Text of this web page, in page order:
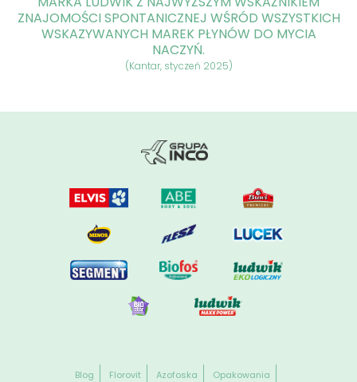
ZNAJOMOŚCI SPONTANICZNEJ WŚRÓD WSZYSTKICH
WSKAZYWANYCH MAREK PŁYNÓW DO MYCIA
NACZYŃ.
(Kantar, styczeń 2025)
Blog Florovit Azofoska Opakowania